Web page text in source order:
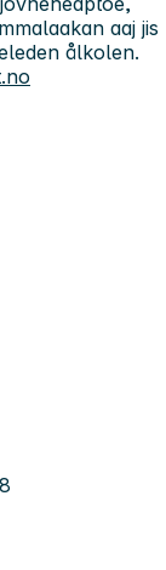
aaj jis
ålkolen.